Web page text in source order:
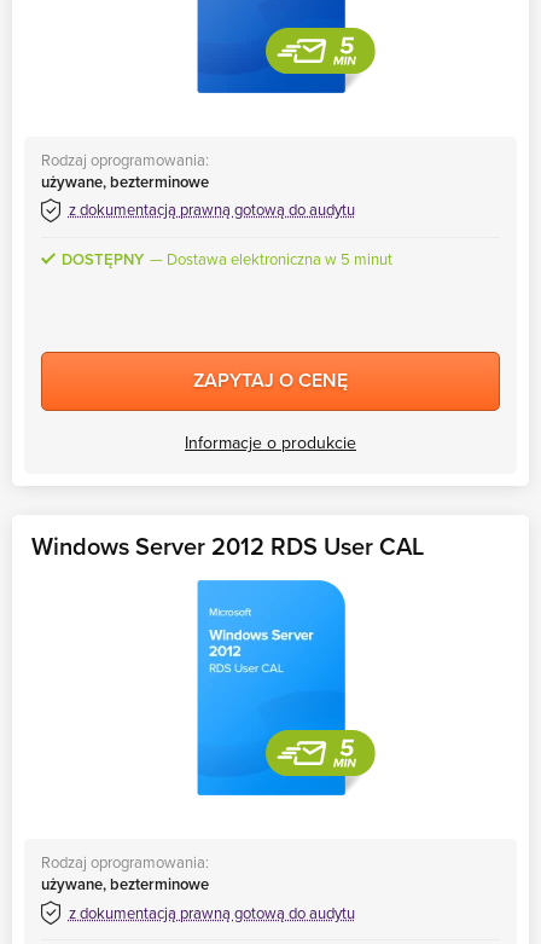
Rodzaj oprogramowania:
używane, bezterminowe
z dokumentacją prawną gotową do audytu
DOSTĘPNY Dostawa elektroniczna w 5 minut
ZAPYTAJ O CENĘ
Informacje o produkcie
Windows Server 2012 RDS User CAL
Rodzaj oprogramowania:
używane, bezterminowe
z dokumentacją prawną gotową do audytu